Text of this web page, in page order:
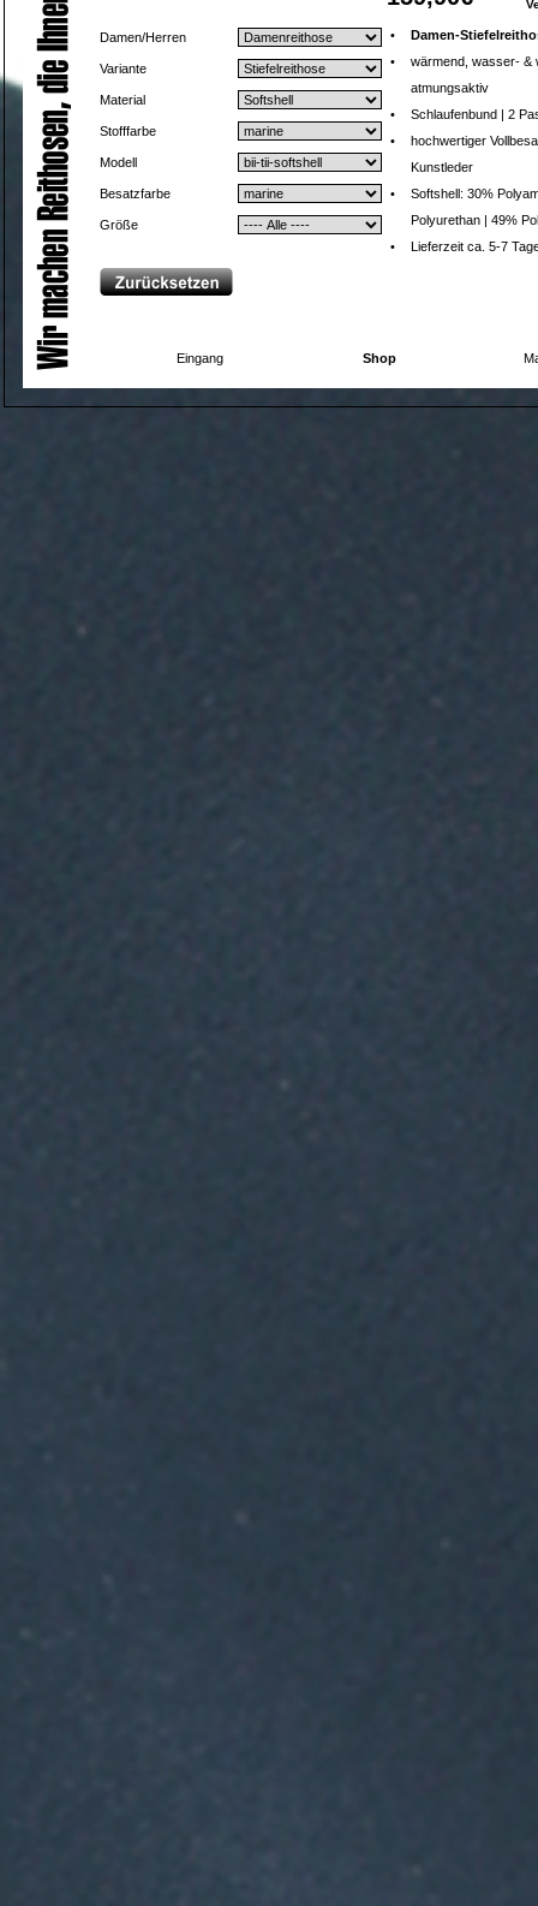
Damen/Herren
Variante
Material
Stofffarbe
Modell
Besatzfarbe
Größe
•
Damen-
•
wärmend, wasser- &
atmungsaktiv
•
Schlaufenbund | 2
•
hochwertiger
Kunstleder
•
Softshell: 30%
Polyurethan | 49%
•
Lieferzeit ca. 5-7
Eingang Shop